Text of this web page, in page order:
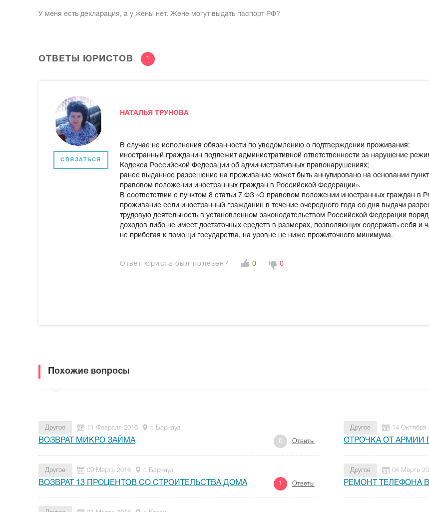
У меня есть декларация, а у жены нет. Жене могут выдать паспорт РФ?
ОТВЕТЫ ЮРИСТОВ 1
СВЯЗАТЬСЯ
НАТАЛЬЯ ТРУНОВА
В случае не исполнения обязанности по уведомлению о подтверждении проживания:
иностранный гражданин подлежит административной ответственности за нарушение
Кодекса Российской Федерации об административных правонарушениях;
ранее выданное разрешение на проживание может быть аннулировано на основании
правовом положении иностранных граждан в Российской Федерации».
В соответствии с пунктом 8 статьи 7 ФЗ «О правовом положении иностранных граждан в
проживание если иностранный гражданин в течение очередного года со дня выдачи
трудовую деятельность в установленном законодательством Российской Федерации
доходов либо не имеет достаточных средств в размерах, позволяющих содержать себя и
не прибегая к помощи государства, на уровне не ниже прожиточного минимума.
Ответ юриста был полезен? 0 0
Похожие вопросы
Другое 11 Февраля 2016 г. Барнаул
ВОЗВРАТ МИКРО ЗАЙМА 0 Ответы
Другое 14 Октября
ОТРОЧКА ОТ АРМИИ
Другое 09 Марта 2016 г. Барнаул
ВОЗВРАТ 13 ПРОЦЕНТОВ СО СТРОИТЕЛЬСТВА ДОМА 1 Ответы
Другое 04 Марта
РЕМОНТ ТЕЛЕФОНА